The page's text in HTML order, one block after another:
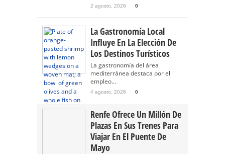
2 agosto, 2026 0
La Gastronomía Local
Influye En La Elección De
Los Destinos Turísticos
La gastronomía del área
mediterránea destaca por el
empleo...
4 agosto, 2026 0
Renfe Ofrece Un Millón De
Plazas En Sus Trenes Para
Viajar En El Puente De
Mayo